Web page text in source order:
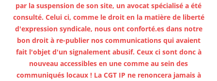
par la suspension de son site, un avocat spécialisé a été
consulté. Celui ci, comme le droit en la matière de liberté
d'expression syndicale, nous ont conforté.es dans notre
bon droit à re-publier nos communications qui avaient
fait l'objet d'un signalement abusif. Ceux ci sont donc à
nouveau accessibles en une comme au sein des
communiqués locaux ! La CGT IP ne renoncera jamais à